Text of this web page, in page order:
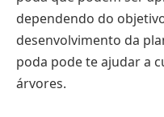
dependendo do
desenvolvimento da
poda pode te ajudar a
árvores.